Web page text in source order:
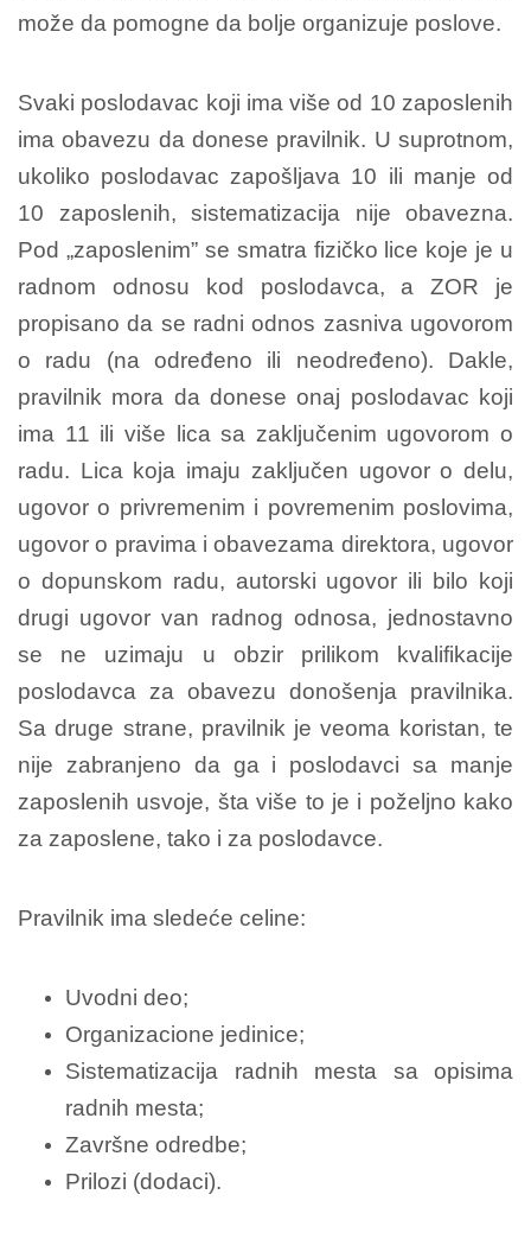
može da pomogne da bolje organizuje poslove.
Svaki poslodavac koji ima više od 10 zaposlenih
ima obavezu da donese pravilnik. U suprotnom,
ukoliko poslodavac zapošljava 10 ili manje od
10 zaposlenih, sistematizacija nije obavezna.
Pod „zaposlenim” se smatra fizičko lice koje je u
radnom odnosu kod poslodavca, a ZOR je
propisano da se radni odnos zasniva ugovorom
o radu (na određeno ili neodređeno). Dakle,
pravilnik mora da donese onaj poslodavac koji
ima 11 ili više lica sa zaključenim ugovorom o
radu. Lica koja imaju zaključen ugovor o delu,
ugovor o privremenim i povremenim poslovima,
ugovor o pravima i obavezama direktora, ugovor
o dopunskom radu, autorski ugovor ili bilo koji
drugi ugovor van radnog odnosa, jednostavno
se ne uzimaju u obzir prilikom kvalifikacije
poslodavca za obavezu donošenja pravilnika.
Sa druge strane, pravilnik je veoma koristan, te
nije zabranjeno da ga i poslodavci sa manje
zaposlenih usvoje, šta više to je i poželjno kako
za zaposlene, tako i za poslodavce.
Pravilnik ima sledeće celine:
Uvodni deo;
Organizacione jedinice;
Sistematizacija radnih mesta sa opisima
radnih mesta;
Završne odredbe;
Prilozi (dodaci).